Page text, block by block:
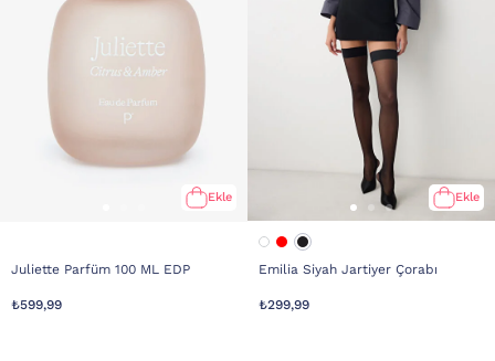
Ekle
Juliette Parfüm 100 ML EDP
₺599,99
Ekle
Emilia Siyah Jartiyer Çorabı
₺299,99